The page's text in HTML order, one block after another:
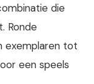
die
Ronde
exemplaren tot
een speels